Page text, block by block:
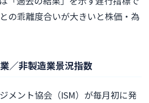
の乖離度合いが大きいと株価・為
／非製造業景況指数
メント協会（ISM）が毎月初に発